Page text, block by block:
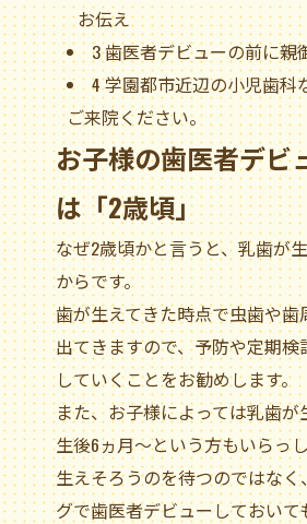
お伝え
3歯医者デビューの前に親
4学園都市近辺の小児歯科
ご来院ください。
お子様の歯医者デビ
は「2歳頃」
なぜ2歳頃かと言うと、乳歯が
からです。
歯が生えてきた時点で虫歯や歯
出てきますので、予防や定期検
していくことをお勧めします。
また、お子様によっては乳歯
生後6ヵ月～という方もいらっ
生えそろうのを待つのではな
グで歯医者デビューしておいて